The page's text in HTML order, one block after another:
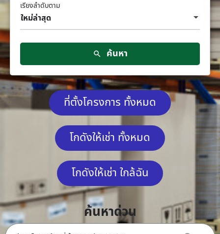
ใหม่ล่าสุด
เรียงลำดับตาม
ค้นหา
ที่ตั้งโครงการ ทั้งหมด
โกดังให้เช่า ทั้งหมด
โกดังให้เช่า ใกล้ฉัน
ค้นหาด่วน